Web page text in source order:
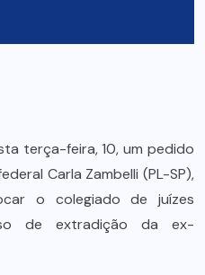
terça-feira, 10, um pedido
Carla Zambelli (PL-SP),
o colegiado de juízes
de extradição da ex-